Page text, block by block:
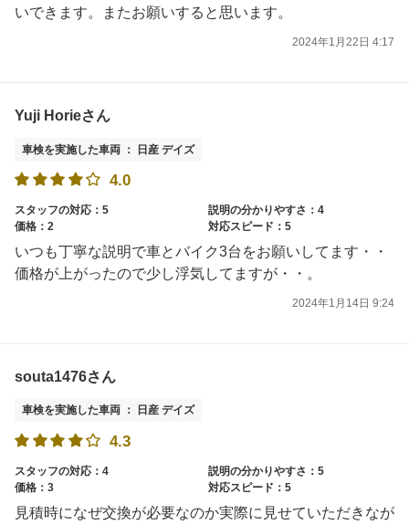
いできます。またお願いすると思います。
2024年1月22日 4:17
Yuji Horieさん
車検を実施した車両 ： 日産 デイズ
4.0
スタッフの対応：5
説明の分かりやすさ：4
価格：2
対応スピード：5
いつも丁寧な説明で車とバイク3台をお願いしてます・・
価格が上がったので少し浮気してますが・・。
2024年1月14日 9:24
souta1476さん
車検を実施した車両 ： 日産 デイズ
4.3
スタッフの対応：4
説明の分かりやすさ：5
価格：3
対応スピード：5
見積時になぜ交換が必要なのか実際に見せていただきなが